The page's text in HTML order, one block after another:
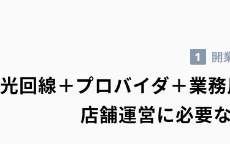
1 開
光回線＋プロバイダ＋業
店舗運営に必要